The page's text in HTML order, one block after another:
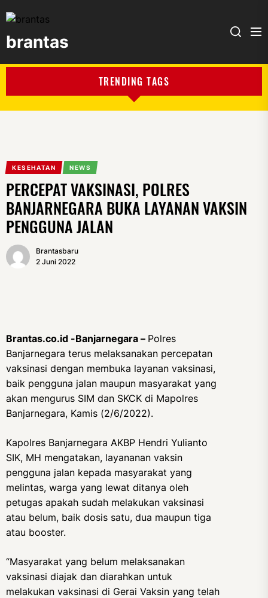
brantas
TRENDING TAGS
KESEHATAN NEWS
PERCEPAT VAKSINASI, POLRES
BANJARNEGARA BUKA LAYANAN VAKSIN
PENGGUNA JALAN
Brantasbaru
2 Juni 2022
Brantas.co.id -Banjarnegara – Polres
Banjarnegara terus melaksanakan percepatan
vaksinasi dengan membuka layanan vaksinasi,
baik pengguna jalan maupun masyarakat yang
akan mengurus SIM dan SKCK di Mapolres
Banjarnegara, Kamis (2/6/2022).
Kapolres Banjarnegara AKBP Hendri Yulianto
SIK, MH mengatakan, layananan vaksin
pengguna jalan kepada masyarakat yang
melintas, warga yang lewat ditanya oleh
petugas apakah sudah melakukan vaksinasi
atau belum, baik dosis satu, dua maupun tiga
atau booster.
“Masyarakat yang belum melaksanakan
vaksinasi diajak dan diarahkan untuk
melakukan vaksinasi di Gerai Vaksin yang telah